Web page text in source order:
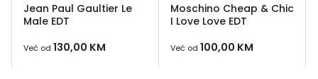
Jean Paul Gaultier Le
Male EDT
Već od 130,00 KM
Moschino Cheap & Chic
I Love Love EDT
Već od 100,00 KM